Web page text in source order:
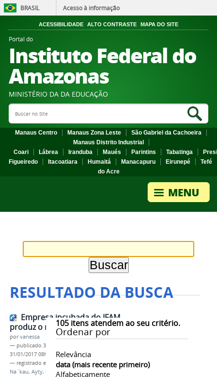
BRASIL Acesso à informação
ACESSIBILIDADE ALTO CONTRASTE MAPA DO SITE
Portal do
Instituto Federal do
Amazonas
MINISTÉRIO DA DA EDUCAÇÃO
Search Site
Manaus Centro Manaus Zona Leste
São Gabriel da Cachoeira
Manaus Distrito Industrial
Coari
Lábrea Iranduba Maués Parintins Tabatinga
Figueiredo
Itacoatiara Humaitá Manacapuru Eirunepé
Tefé
do Acre
RESULTADO DA BUSCA
105itens atendem ao seu critério.
Ordenar por
Relevância
data (mais recente primeiro)
Alfabeticamente
Empresa incubada do IFAM
produz o mais puro chocolate
porvanessa
— publicado 31/01/2017
31/01/2017 08h10
— registrado em:
Empresas Incubada,Na Floresta,
Na´kau, Ayty, CMZL ,chocolate